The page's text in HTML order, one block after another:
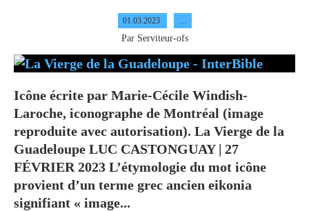
01.03.2023 …
Par Serviteur-ofs
Icône écrite par Marie-Cécile Windish-
Laroche, iconographe de Montréal (image
reproduite avec autorisation). La Vierge de la
Guadeloupe LUC CASTONGUAY | 27
FÉVRIER 2023 L’étymologie du mot icône
provient d’un terme grec ancien eikonia
signifiant « image...